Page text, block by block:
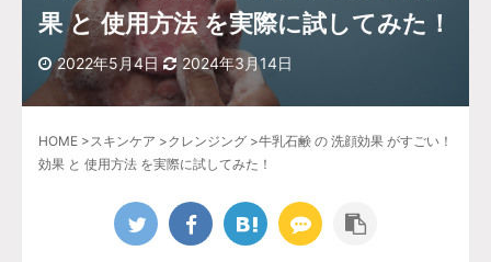
果 と 使用方法 を実際に試してみた！
2022年5月4日 2024年3月14日
HOME >スキンケア >クレンジング >牛乳石鹸 の 洗顔効果 がすごい！
効果 と 使用方法 を実際に試してみた！